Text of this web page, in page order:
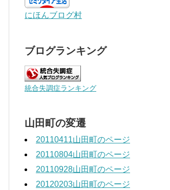
にほんブログ村
ブログランキング
統合失調症ランキング
山田町の変遷
20110411山田町のページ
20110804山田町のページ
20110928山田町のページ
20120203山田町のページ